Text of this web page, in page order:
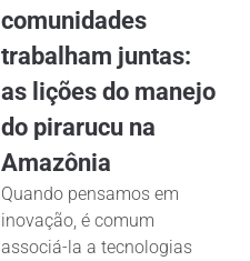
comunidades
trabalham juntas:
as lições do manejo
do pirarucu na
Amazônia
Quando pensamos em
inovação, é comum
associá-la a tecnologias